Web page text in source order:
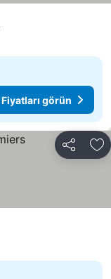
Fiyatları görün
Paylaş